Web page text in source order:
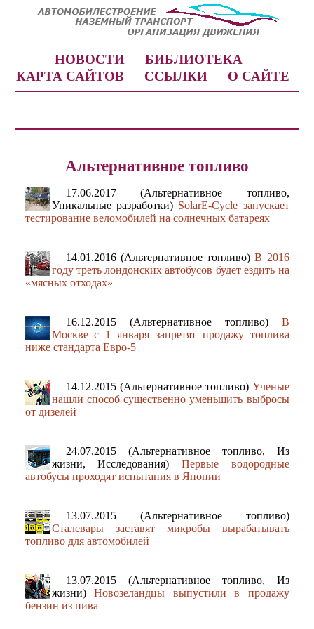
НОВОСТИ
БИБЛИОТЕКА
КАРТА САЙТОВ
ССЫЛКИ О САЙТЕ
Альтернативное топливо
17.06.2017 (Альтернативное топливо,
Уникальные разработки) SolarE-Cycle запускает
тестирование веломобилей на солнечных батареях
14.01.2016 (Альтернативное топливо)В 2016
году треть лондонских автобусов будет ездить на
«мясных отходах»
16.12.2015 (Альтернативное топливо) В
Москве с 1 января запретят продажу топлива
ниже стандарта Евро-5
14.12.2015 (Альтернативное топливо) Ученые
нашли способ существенно уменьшить выбросы
от дизелей
24.07.2015 (Альтернативное топливо, Из
жизни, Исследования) Первые водородные
автобусы проходят испытания в Японии
13.07.2015 (Альтернативное топливо)
Сталевары заставят микробы вырабатывать
топливо для автомобилей
13.07.2015 (Альтернативное топливо, Из
жизни) Новозеландцы выпустили в продажу
бензин из пива